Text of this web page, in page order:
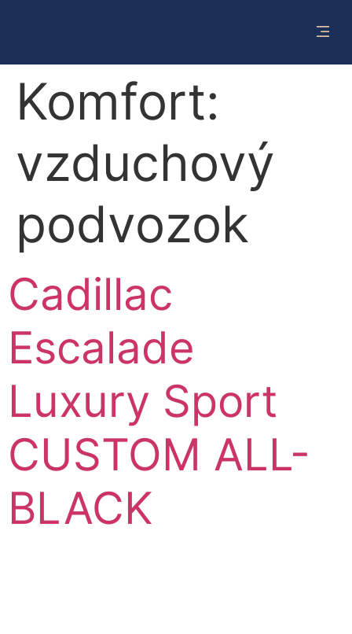
Komfort:
vzduchový
podvozok
Cadillac
Escalade
Luxury Sport
CUSTOM ALL-
BLACK